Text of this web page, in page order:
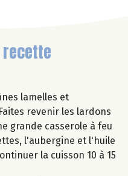
recette
lamelles et
revenir les lardons
grande casserole à feu
l'aubergine et l'huile
la cuisson 10 à 15